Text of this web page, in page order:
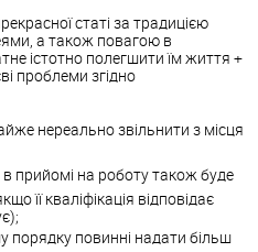
статі за традицією
а також повагою в
істотно полегшити їм життя +
проблеми згідно
нереально звільнити з місця
в прийомі на роботу також буде
її кваліфікація відповідає
порядку повинні надати більш